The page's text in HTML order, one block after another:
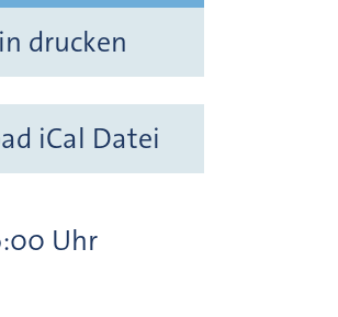
drucken
iCal Datei
Uhr